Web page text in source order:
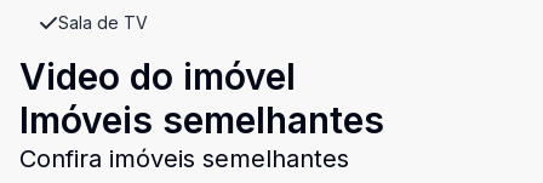
Sala de TV
Video do imóvel
Imóveis semelhantes
Confira imóveis semelhantes